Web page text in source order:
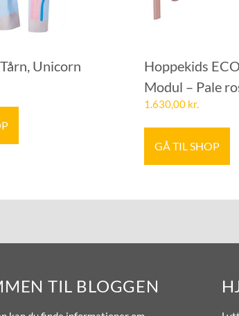
Unicorn
Hoppekids
Modul – Pale
1.630,00 kr.
GÅ TIL SHOP
TIL BLOGGEN